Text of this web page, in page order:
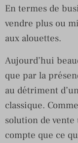
En termes de
vendre plus ou
aux alouettes.
Aujourd’hui
que par la
au détriment
classique.
solution de
compte que ce